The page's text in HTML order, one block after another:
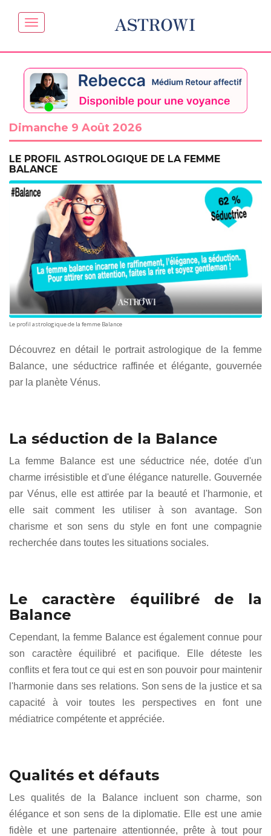
ASTROWI
Dimanche 9 Août 2026
LE PROFIL ASTROLOGIQUE DE LA FEMME
BALANCE
Le profil astrologique de la femme Balance
Découvrez en détail le portrait astrologique de la femme
Balance, une séductrice raffinée et élégante, gouvernée
par la planète Vénus.
La séduction de la Balance
La femme Balance est une séductrice née, dotée d'un
charme irrésistible et d'une élégance naturelle. Gouvernée
par Vénus, elle est attirée par la beauté et l'harmonie, et
elle sait comment les utiliser à son avantage. Son
charisme et son sens du style en font une compagnie
recherchée dans toutes les situations sociales.
Le caractère équilibré de la
Balance
Cependant, la femme Balance est également connue pour
son caractère équilibré et pacifique. Elle déteste les
conflits et fera tout ce qui est en son pouvoir pour maintenir
l'harmonie dans ses relations. Son sens de la justice et sa
capacité à voir toutes les perspectives en font une
médiatrice compétente et appréciée.
Qualités et défauts
Les qualités de la Balance incluent son charme, son
élégance et son sens de la diplomatie. Elle est une amie
fidèle et une partenaire attentionnée, prête à tout pour